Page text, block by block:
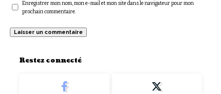
Enregistrer mon nom, mon e-mail et mon site dans le navigateur pour mon
prochain commentaire.
Restez connecté